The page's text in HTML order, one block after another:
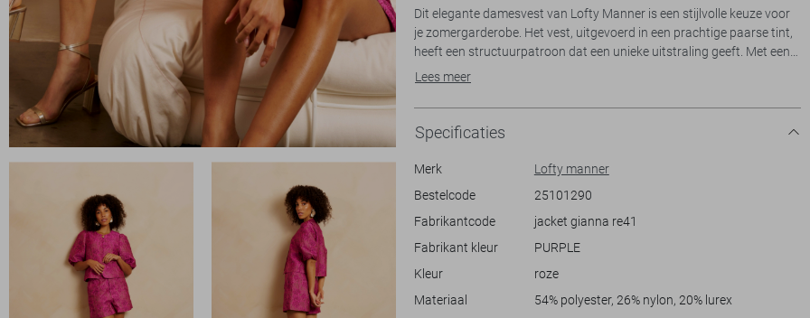
Dit elegante damesvest van Lofty Manner is een stijlvolle keuze voor
je zomergarderobe. Het vest, uitgevoerd in een prachtige paarse tint,
heeft een structuurpatroon dat een unieke uitstraling geeft. Met een
reguliere pasvorm en korte mouwen biedt het zowel comfort als stijl.
de knoopsluiting praktische eenvoud biedt. Ideaal voor een casual
uitstraling, maar ook geschikt voor een iets formelere
aangelegenheid.
diverse gelegenheden. Of je nu een koffieafspraak hebt of wilt
schitteren tijdens een zomerse tuinfeest, dit vest is een fraaie
aanvulling. De normale lengte maakt het gemakkelijk te combineren
elegante look met dit vest als onderdeel van je outfit. Je zult merken
hoe eenvoudig het is om er goed uit te zien met deze subtiele, toch
Lees meer
Specificaties
Merk
Lofty manner
Bestelcode
25101290
Fabrikantcode
jacket gianna re41
Fabrikant kleur
PURPLE
Kleur
roze
Materiaal
54% polyester, 26% nylon, 20% lurex